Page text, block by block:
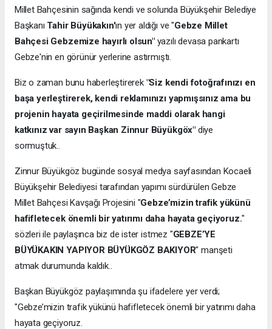
Millet Bahçesinin sağında kendi ve solunda Büyükşehir Belediye
Başkanı Tahir Büyükakın'ın yer aldığı ve "Gebze Millet
Bahçesi Gebzemize hayırlı olsun"yazılı devasa pankartı
Gebze'nin en görünür yerlerine astırmıştı.
Biz o zaman bunu haberleştirerek "Siz kendi fotoğrafınızı en
başa yerleştirerek, kendi reklamınızı yapmışsınız ama bu
projenin hayata geçirilmesinde maddi olarak hangi
katkınız var sayın Başkan Zinnur Büyükgöx" diye
sormuştuk..
Zinnur Büyükgöz bugünde sosyal medya sayfasından Kocaeli
Büyükşehir Belediyesi tarafından yapımı sürdürülen Gebze
Millet Bahçesi Kavşağı Projesini "Gebze’mizin trafik yükünü
hafifletecek önemli bir yatırımı daha hayata geçiyoruz."
sözleri ile paylaşınca biz de ister istmez "GEBZE’YE
BÜYÜKAKIN YAPIYOR BÜYÜKGÖZ BAKIYOR" manşeti
atmak durumunda kaldık..
Başkan Büyükgöz paylaşımında şu ifadelere yer verdi;
"Gebze’mizin trafik yükünü hafifletecek önemli bir yatırımı daha
hayata geçiyoruz.